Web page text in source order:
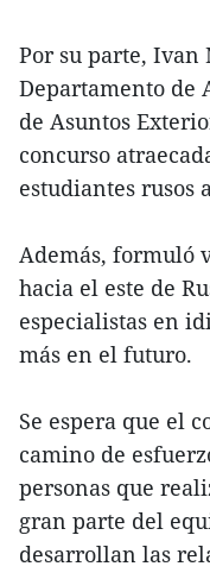
Por su parte, Ivan
Departamento de
de Asuntos
concurso
estudiantes rusos
Además, formuló
hacia el este de
especialistas en
más en el futuro.
Se espera que el
camino de
personas que
gran parte del
desarrollan las